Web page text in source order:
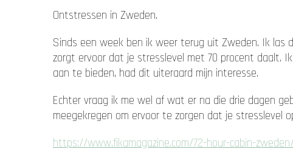
Ontstressen in Zweden.
Sinds een week ben ik weer terug uit Zweden. Ik las
zorgt ervoor dat je stresslevel met 70 procent daalt.
aan te bieden, had dit uiteraard mijn interesse.
Echter vraag ik me wel af wat er na die drie dagen
meegekregen om ervoor te zorgen dat je stresslevel
https://www.fikamagazine.com/72-hour-cabin-